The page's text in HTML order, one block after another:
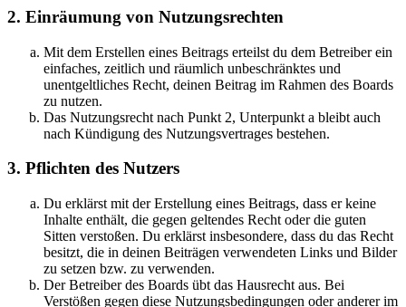
2. Einräumung von Nutzungsrechten
Mit dem Erstellen eines Beitrags erteilst du dem Betreiber ein
einfaches, zeitlich und räumlich unbeschränktes und
unentgeltliches Recht, deinen Beitrag im Rahmen des Boards
zu nutzen.
Das Nutzungsrecht nach Punkt 2, Unterpunkt a bleibt auch
nach Kündigung des Nutzungsvertrages bestehen.
3. Pflichten des Nutzers
Du erklärst mit der Erstellung eines Beitrags, dass er keine
Inhalte enthält, die gegen geltendes Recht oder die guten
Sitten verstoßen. Du erklärst insbesondere, dass du das Recht
besitzt, die in deinen Beiträgen verwendeten Links und Bilder
zu setzen bzw. zu verwenden.
Der Betreiber des Boards übt das Hausrecht aus. Bei
Verstößen gegen diese Nutzungsbedingungen oder anderer im